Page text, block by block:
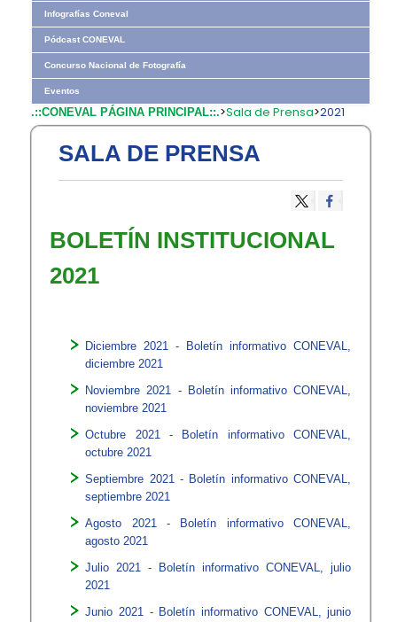
Infografías Coneval
Pódcast CONEVAL
Concurso Nacional de Fotografía
Eventos
.::CONEVAL PÁGINA PRINCIPAL::.>Sala de Prensa>2021
SALA DE PRENSA
​BOLETÍN INSTITUCIONAL
2021
Diciembre 2021 - Boletín informativo CONEVAL,
diciembre 2021
Noviembre 2021 - Boletín informativo CONEVAL,
noviembre 2021
Octubre 2021 - Boletín informativo CONEVAL,
octubre 2021
Septiembre 2021 - Boletín informativo CONEVAL,
septiembre 2021
Agosto 2021 - Boletín informativo CONEVAL,
agosto 2021
Julio 2021 - Boletín informativo CONEVAL, julio
2021
Junio 2021 - Boletín informativo CONEVAL, junio